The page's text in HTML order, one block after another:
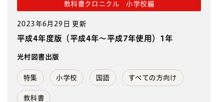
教科書クロニクル 小学校編
2023年6月29日 更新
平成4年度版（平成4年～平成7年使用）1年
光村図書出版
特集 小学校 国語 すべての方向け
教科書